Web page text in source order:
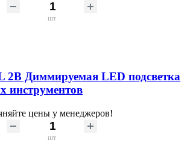
шт
2B Диммируемая LED подсветка
инструментов
цены у менеджеров!
шт